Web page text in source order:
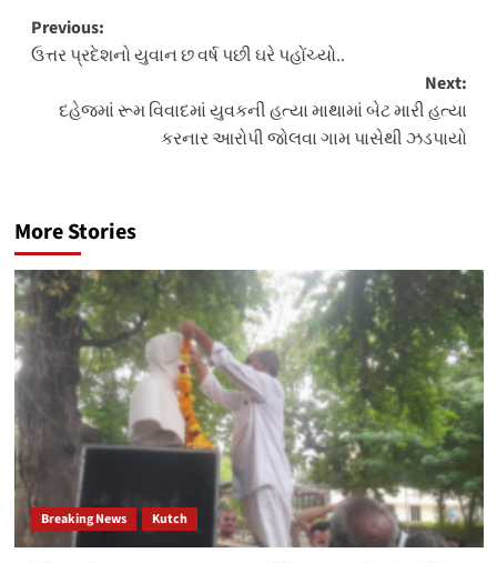
Post
navigation
Previous:
ઉત્તર પ્રદેશનો યુવાન છ વર્ષ પછી ઘરે પહોંચ્યો..
Next:
દહેજમાં રૂમ વિવાદમાં યુવકની હત્યા માથામાં બેટ મારી હત્યા
કરનાર આરોપી જોલવા ગામ પાસેથી ઝડપાયો
More Stories
Breaking News Kutch